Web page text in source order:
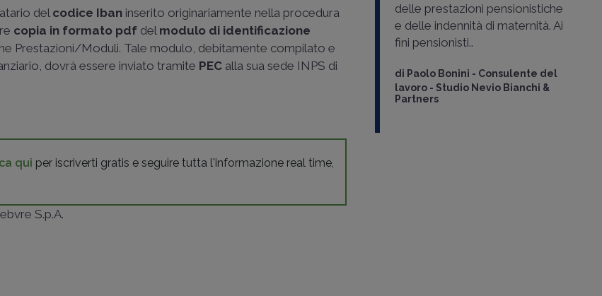
del codice Iban inserito originariamente nella procedura
copia in formato pdf del modulo di identificazione
Prestazioni/Moduli. Tale modulo, debitamente compilato e
dovrà essere inviato tramite PEC alla sua sede INPS di
qui per iscriverti gratis e seguire tutta l'informazione real time,
S.p.A.
delle prestazioni pensionistiche
e delle indennità di maternità. Ai
fini pensionisti..
di Paolo Bonini - Consulente del
lavoro - Studio Nevio Bianchi &
Partners